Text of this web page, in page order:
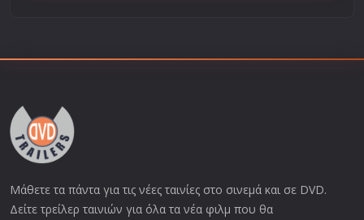
Μάθετε τα πάντα για τις νέες ταινίες στο σινεμά και σε DVD.
Δείτε τρείλερ ταινιών για όλα τα νέα φιλμ που θα